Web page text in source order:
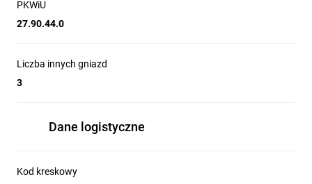
PKWiU
27.90.44.0
Liczba innych gniazd
3
Dane logistyczne
Kod kreskowy